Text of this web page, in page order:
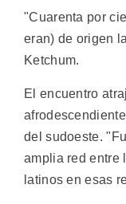
"Cuarenta por
eran) de origen
Ketchum.
El encuentro
del sudoeste.
amplia red entre
latinos en esas